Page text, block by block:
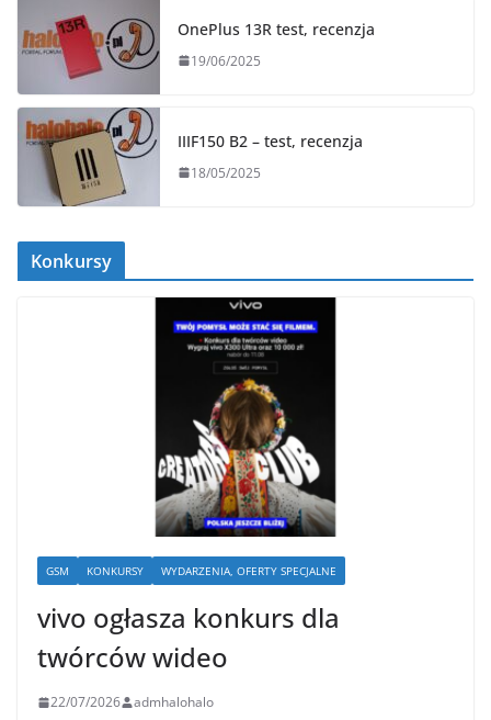
OnePlus 13R test, recenzja
19/06/2025
IIIF150 B2 – test, recenzja
18/05/2025
Konkursy
GSM KONKURSY WYDARZENIA, OFERTY SPECJALNE
vivo ogłasza konkurs dla
twórców wideo
22/07/2026 admhalohalo